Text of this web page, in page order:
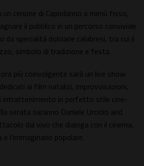
cenone di Capodanno a menù fisso,
il pubblico in un percorso conviviale
da specialità dolciarie calabresi, tra cui il
simbolo di tradizione e festa.
più coinvolgente sarà un live show
ai film natalizi, improvvisazioni,
intrattenimento in perfetto stile cine-
serata saranno Daniele Urciolo and
dal vivo che dialoga con il cinema,
l'immaginario popolare.